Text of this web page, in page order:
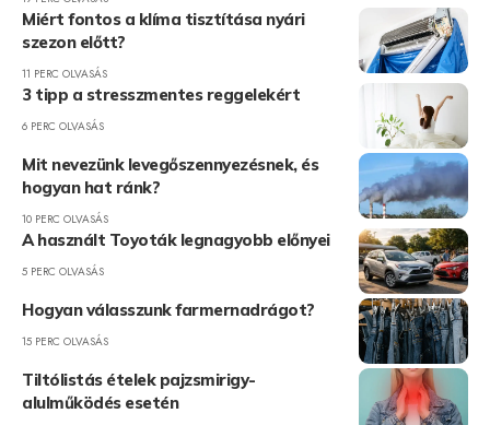
Miért fontos a klíma tisztítása nyári
szezon előtt?
11 PERC OLVASÁS
3 tipp a stresszmentes reggelekért
6 PERC OLVASÁS
Mit nevezünk levegőszennyezésnek, és
hogyan hat ránk?
10 PERC OLVASÁS
A használt Toyoták legnagyobb előnyei
5 PERC OLVASÁS
Hogyan válasszunk farmernadrágot?
15 PERC OLVASÁS
Tiltólistás ételek pajzsmirigy-
alulműködés esetén